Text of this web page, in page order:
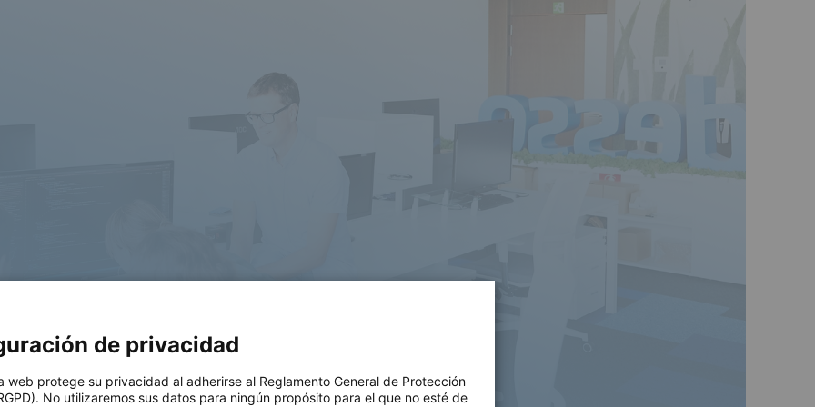
de privacidad
web protege su privacidad al adherirse al Reglamento General de Protección
No utilizaremos sus datos para ningún propósito para el que no esté de